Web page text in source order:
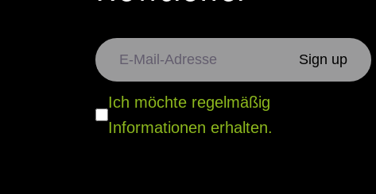
Ich möchte regelmäßig
Informationen erhalten.